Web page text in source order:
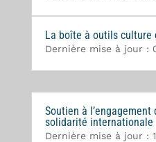
La boîte à outils culture
Dernière mise à jour :
Soutien à
solidarité internationale
Dernière mise à jour :